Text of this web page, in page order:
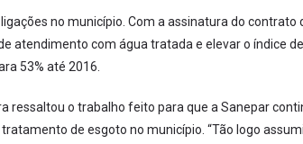
no município. Com a assinatura do
atendimento com água tratada e elevar o índice
53% até 2016.
ressaltou o trabalho feito para que a Sanepar
de esgoto no município. “Tão logo